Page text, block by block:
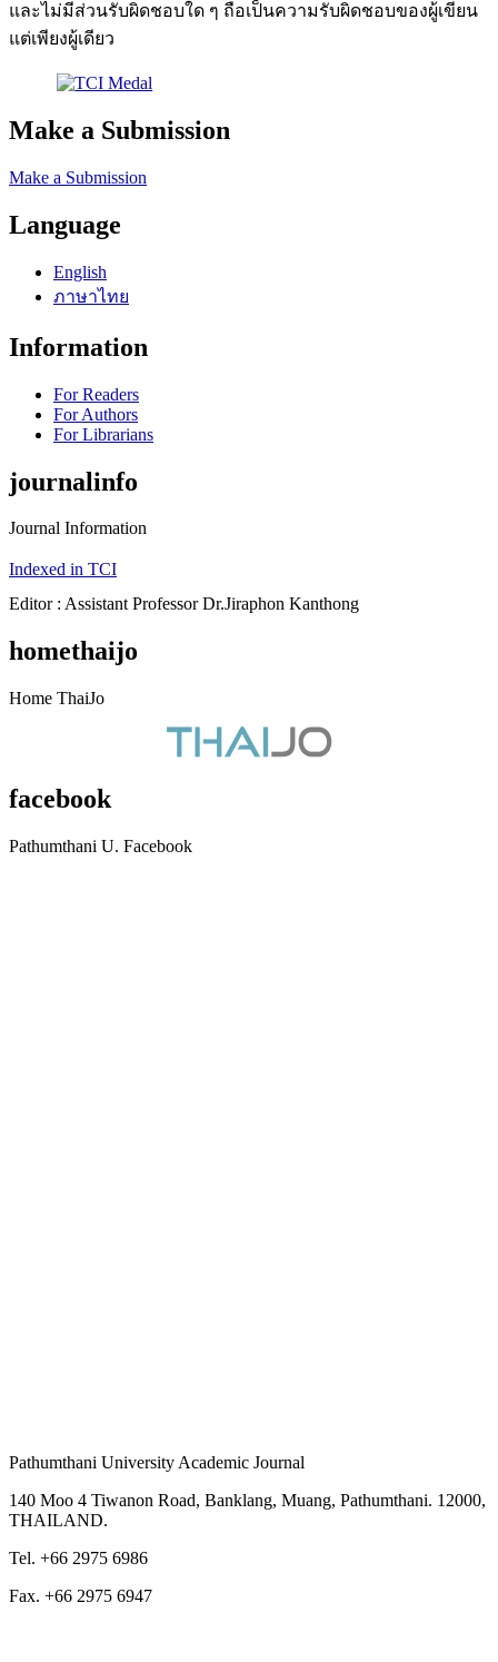
และไม่มีส่วนรับผิดชอบใด ๆ ถือเป็นความรับผิดชอบของผู้เขียน
แต่เพียงผู้เดียว
Make a Submission
Make a Submission
Language
English
ภาษาไทย
Information
For Readers
For Authors
For Librarians
journalinfo
Journal Information
Indexed in TCI
Editor : Assistant Professor Dr.Jiraphon Kanthong
homethaijo
Home ThaiJo
facebook
Pathumthani U. Facebook
Pathumthani University Academic Journal
140 Moo 4 Tiwanon Road, Banklang, Muang, Pathumthani. 12000,
THAILAND.
Tel. +66 2975 6986
Fax. +66 2975 6947